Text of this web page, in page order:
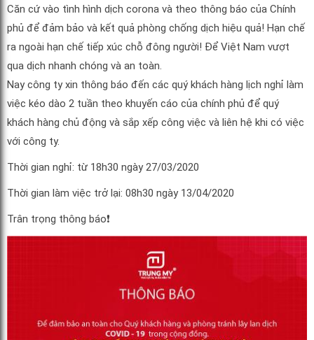
Căn cứ vào tình hình dịch corona và theo thông báo của Chính
phủ để đảm bảo và kết quả phòng chống dịch hiệu quả! Hạn chế
ra ngoài hạn chế tiếp xúc chỗ đông người! Để Việt Nam vượt
qua dịch nhanh chóng và an toàn.
Nay công ty xin thông báo đến các quý khách hàng lịch nghỉ làm
việc kéo dào 2 tuần theo khuyến cáo của chính phủ để quý
khách hàng chủ động và sắp xếp công việc và liên hệ khi có việc
với công ty.
Thời gian nghỉ: từ 18h30 ngày 27/03/2020
Thời gian làm việc trở lại: 08h30 ngày 13/04/2020
Trân trọng thông báo❗️